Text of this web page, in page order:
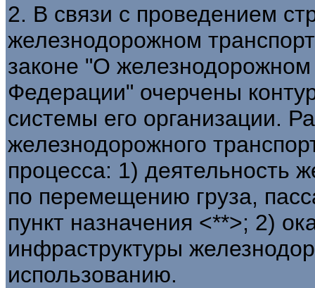
2. В связи с проведением
железнодорожном
законе "О железнодорожном
Федерации" очерчены
системы его организации.
железнодорожного
процесса: 1) деятельность
по перемещению груза,
пункт назначения <**>; 2)
инфраструктуры
использованию.